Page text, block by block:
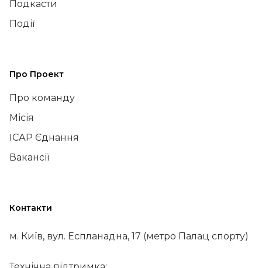
Подкасти
Події
Про Проект
Про команду
Місія
ІСАР Єднання
Вакансії
Контакти
м. Київ, вул. Еспланадна, 17 (метро Палац спорту)